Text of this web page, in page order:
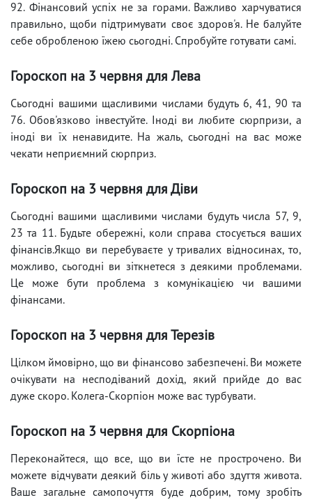
92. Фінансовий успіх не за горами. Важливо харчуватися
правильно, щоби підтримувати своє здоров'я. Не балуйте
себе обробленою їжею сьогодні. Спробуйте готувати самі.
Гороскоп на 3 червня для Лева
Сьогодні вашими щасливими числами будуть 6, 41, 90 та
76. Обов'язково інвестуйте. Іноді ви любите сюрпризи, а
іноді ви їх ненавидите. На жаль, сьогодні на вас може
чекати неприємний сюрприз.
Гороскоп на 3 червня для Діви
Сьогодні вашими щасливими числами будуть числа 57, 9,
23 та 11. Будьте обережні, коли справа стосується ваших
фінансів.Якщо ви перебуваєте у тривалих відносинах, то,
можливо, сьогодні ви зіткнетеся з деякими проблемами.
Це може бути проблема з комунікацією чи вашими
фінансами.
Гороскоп на 3 червня для Терезів
Цілком ймовірно, що ви фінансово забезпечені. Ви можете
очікувати на несподіваний дохід, який прийде до вас
дуже скоро. Колега-Скорпіон може вас турбувати.
Гороскоп на 3 червня для Скорпіона
Переконайтеся, що все, що ви їсте не прострочено. Ви
можете відчувати деякий біль у животі або здуття живота.
Ваше загальне самопочуття буде добрим, тому зробіть